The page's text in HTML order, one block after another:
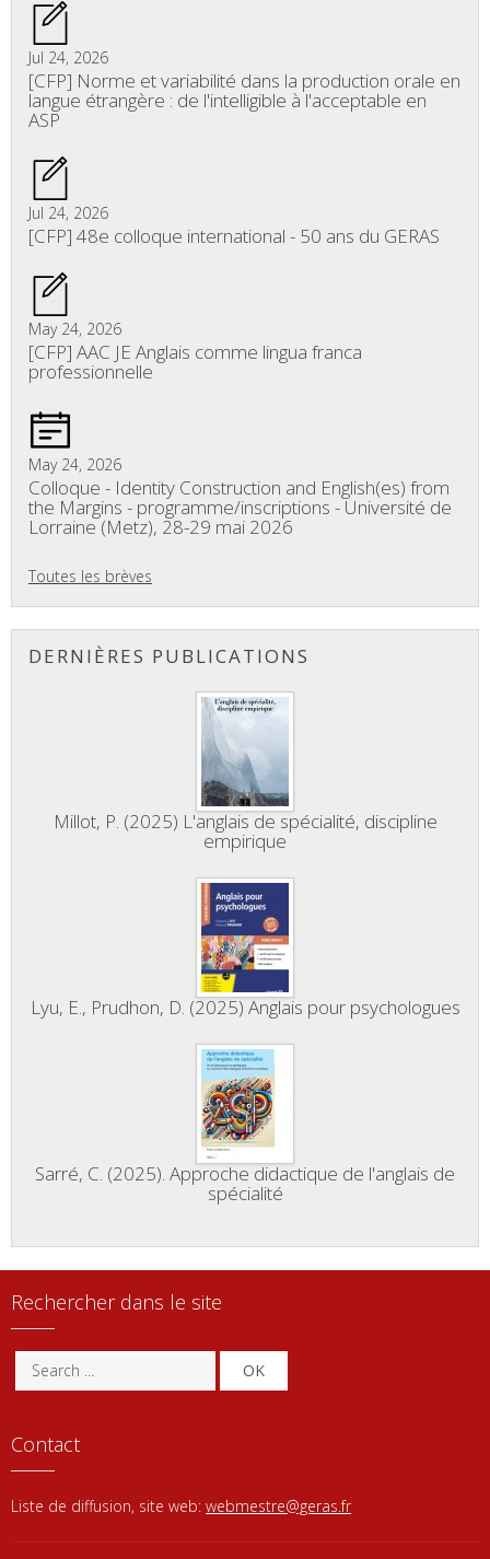
Jul 24, 2026
[CFP] Norme et variabilité dans la production orale en
langue étrangère : de l'intelligible à l'acceptable en
ASP
Jul 24, 2026
[CFP] 48e colloque international - 50 ans du GERAS
May 24, 2026
[CFP] AAC JE Anglais comme lingua franca
professionnelle
May 24, 2026
Colloque - Identity Construction and English(es) from
the Margins - programme/inscriptions - Université de
Lorraine (Metz), 28-29 mai 2026
Toutes les brèves
DERNIÈRES PUBLICATIONS
Millot, P. (2025) L'anglais de spécialité, discipline
empirique
Lyu, E., Prudhon, D. (2025) Anglais pour psychologues
Sarré, C. (2025). Approche didactique de l'anglais de
spécialité
Rechercher dans le site
OK
Contact
Liste de diffusion, site web: webmestre@geras.fr